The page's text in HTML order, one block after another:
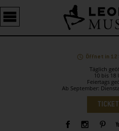
Barrierefreie
Bedienung
der
Öffnet in 12
Täglich
10 bis 18
Feiertags
Ab September: